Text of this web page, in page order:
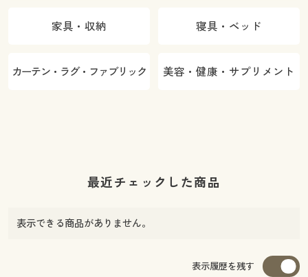
家具・収納 寝具・ベッド
カーテン・ラグ・ファブリック 美容・健康・サプリメント
最近チェックした商品
表示できる商品がありません。
表示履歴を残す